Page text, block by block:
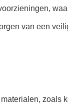
van een
zoals